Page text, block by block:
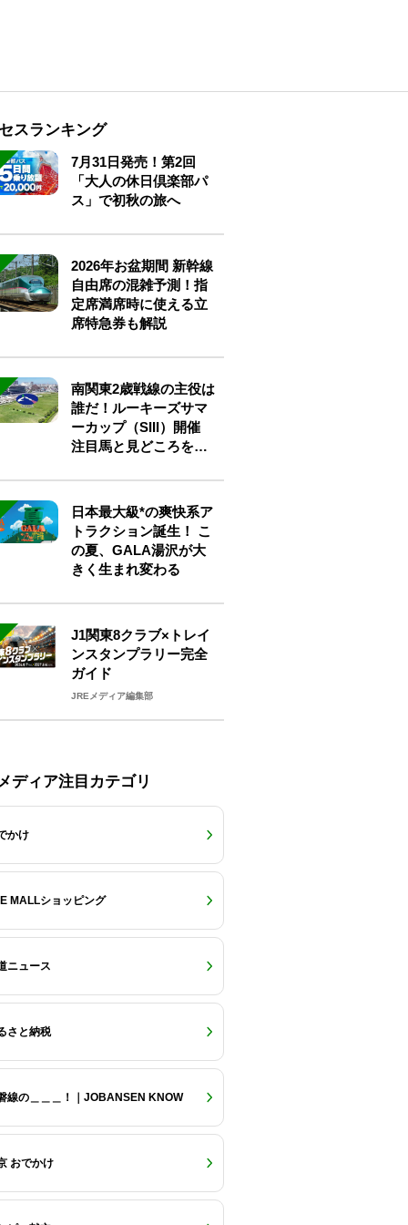
スランキング
7月31日発売！第2回
「大人の休日倶楽部パ
ス」で初秋の旅へ
2026年お盆期間 新幹線
自由席の混雑予測！指
定席満席時に使える立
席特急券も解説
南関東2歳戦線の主役は
誰だ！ルーキーズサマ
ーカップ（SIII）開催
注目馬と見どころをチ
日本最大級*の爽快系ア
トラクション誕生！ こ
の夏、GALA湯沢が大
きく生まれ変わる
J1関東8クラブ×トレイ
ンスタンプラリー完全
ガイド
JREメディア編集部
ディア注目カテゴリ
かけ
MALLショッピング
ニュース
さと納税
線の＿＿＿！｜JOBANSEN KNOW
おでかけ